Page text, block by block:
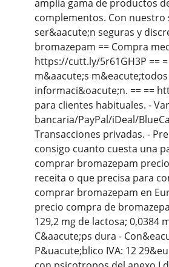
amplia gama de productos
complementos. Con
ser&aacute;n seguras y
bromazepam == Compra
https://cutt.ly/5r61GH3P ==
m&aacute;s
informaci&oacute;n. == ==
para clientes habituales. -
bancaria/PayPal/iDeal/
Transacciones privadas. -
consigo cuanto cuesta una
comprar bromazepam
receita o que precisa para
comprar bromazepam en
precio compra de
129,2 mg de lactosa; 0,0384
C&aacute;ps dura -
P&uacute;blico IVA: 12